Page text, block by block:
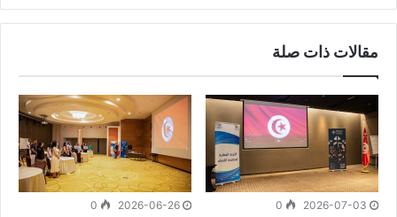
مقالات ذات صلة
2026-07-03
0
2026-06-26
0